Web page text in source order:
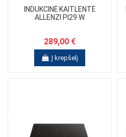
INDUKCINĖ KAITLENTĖ
ALLENZI PI29 W
289,00 €
Į krepšelį